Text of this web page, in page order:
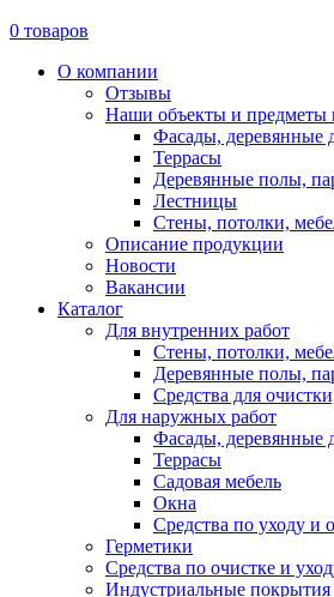
0 товаров
О компании
Отзывы
Наши объекты и предметы
Фасады, деревянные
Террасы
Деревянные полы,
Лестницы
Стены, потолки,
Описание продукции
Новости
Вакансии
Каталог
Для внутренних работ
Стены, потолки,
Деревянные полы,
Средства для
Для наружных работ
Фасады, деревянные
Террасы
Садовая мебель
Окна
Средства по уходу и
Герметики
Средства по очистке и
Индустриальные покрытия